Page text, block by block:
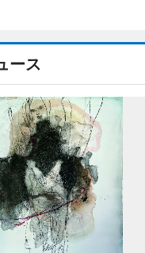
ース